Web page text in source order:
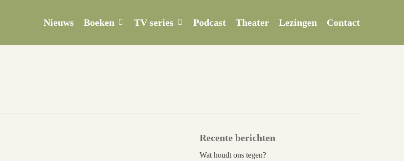
Nieuws Boeken TV series Podcast Theater Lezingen Contact
Recente berichten
Wat houdt ons tegen?